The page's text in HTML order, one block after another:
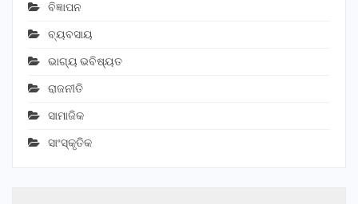
ବିଜ୍ଞାପନ
ବ୍ୟବସାୟ
ଭାଗ୍ୟ ଭବିଷ୍ୟତ
ରାଜନୀତି
ସାମାଜିକ
ସାଂସ୍କୃତିକ